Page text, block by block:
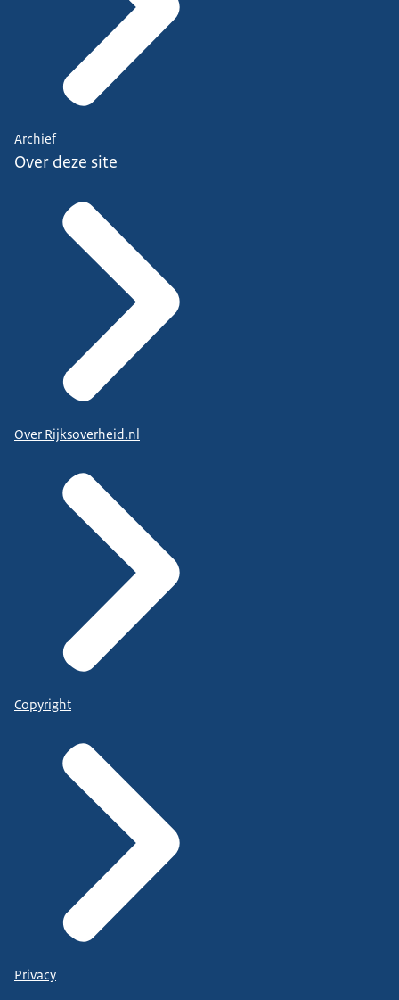
Archief
Over deze site
Over Rijksoverheid.nl
Copyright
Privacy